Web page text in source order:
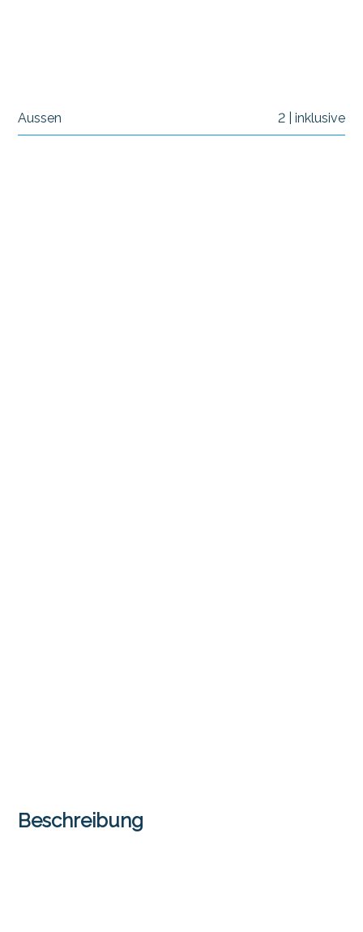
Beschreibung
Aussen 2 | inklusive